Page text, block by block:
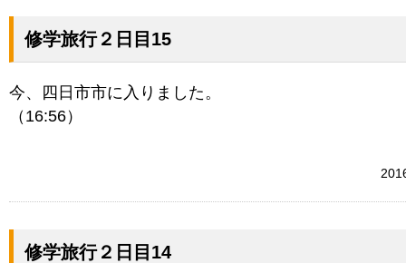
修学旅行２日目15
今、四日市市に入りました。
（16:56）
修学旅行２日目14